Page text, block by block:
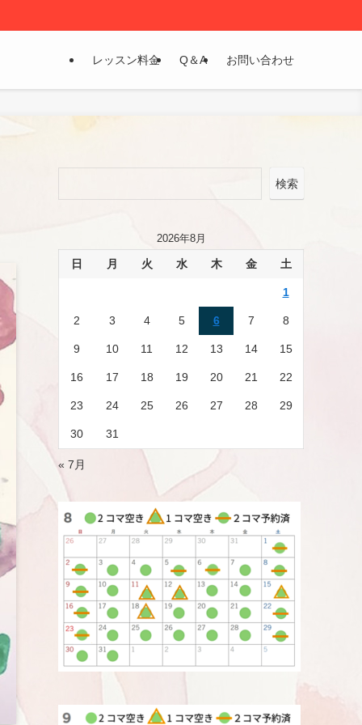
レッスン料金 Q＆A お問い合わせ
検索
2026年8月
日 月 火 水 木 金 土
1
2 3 4 5 6 7 8
9 10 11 12 13 14 15
16 17 18 19 20 21 22
23 24 25 26 27 28 29
30 31
« 7月